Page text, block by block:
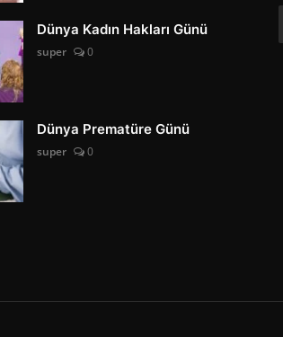
Dünya Kadın Hakları Günü
super 0
Dünya Prematüre Günü
super 0